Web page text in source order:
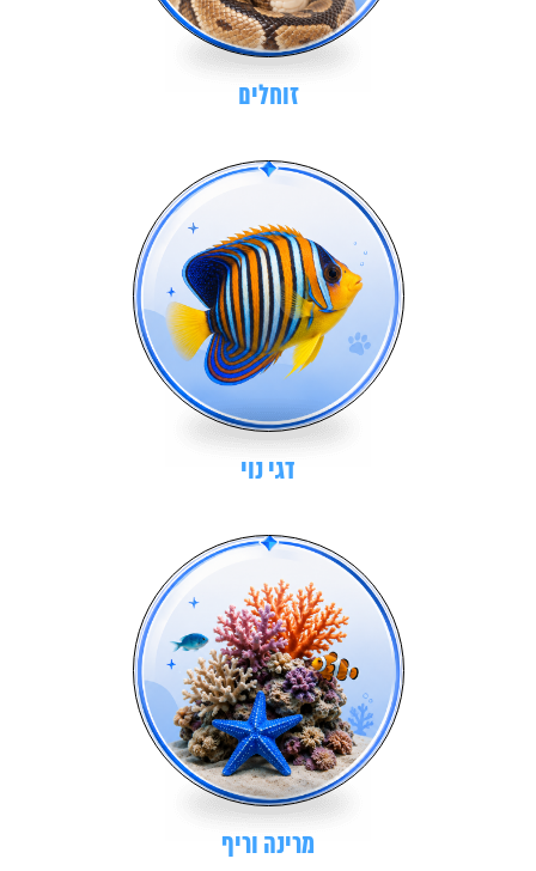
זוחלים
דגי נוי
מרינה וריף